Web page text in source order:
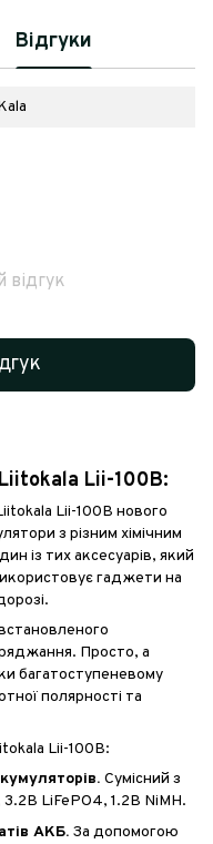
Відгуки
Lii-100B:
Lii-100B нового
з різним хімічним
із тих аксесуарів, який
гаджети на
Просто, а
багатоступеневому
полярності та
Lii-100B:
Сумісний з
LiFePO4, 1.2В NiMH.
АКБ. За допомогою